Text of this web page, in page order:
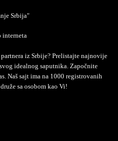
Srbija"
interneta
iz Srbije? Prelistajte najnovije
idealnog saputnika. Započnite
Naš sajt ima na 1000 registrovanih
sa osobom kao Vi!